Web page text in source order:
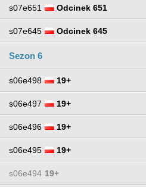
s07e651 Odcinek 651
s07e645 Odcinek 645
Sezon 6
s06e498 19+
s06e497 19+
s06e496 19+
s06e495 19+
s06e494 19+